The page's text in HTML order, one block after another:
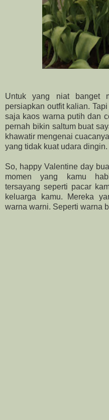
Untuk yang niat banget
persiapkan outfit kalian.
saja kaos warna putih dan
pernah bikin saltum buat
khawatir mengenai
yang tidak kuat udara dingin.
So, happy Valentine day
momen yang kamu
tersayang seperti pacar
keluarga kamu. Mereka
warna warni. Seperti warna